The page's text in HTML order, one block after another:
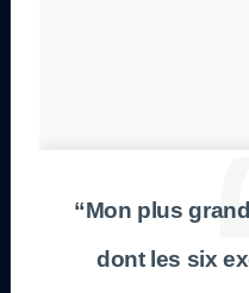
“Mon plus
dont les six